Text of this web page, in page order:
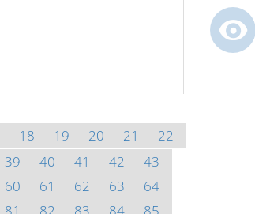
18 19 20 21
22
39 40 41 42
43
60 61 62 63
64